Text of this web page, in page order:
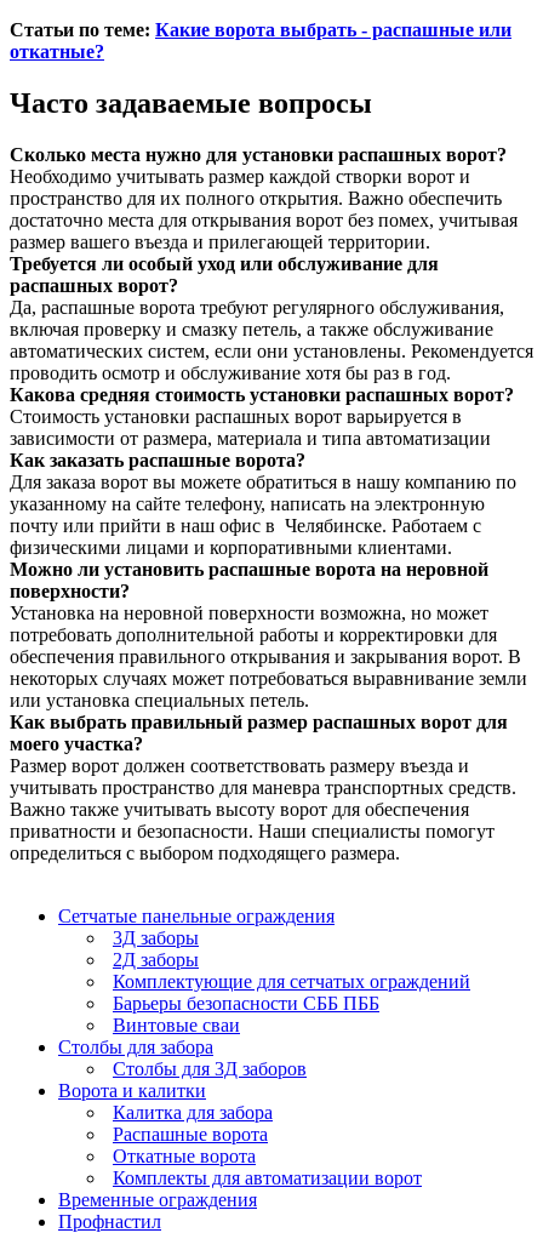
Статьи по теме: Какие ворота выбрать - распашные или
откатные?
Часто задаваемые вопросы
Сколько места нужно для установки распашных ворот?
Необходимо учитывать размер каждой створки ворот и
пространство для их полного открытия. Важно обеспечить
достаточно места для открывания ворот без помех, учитывая
размер вашего въезда и прилегающей территории.
Требуется ли особый уход или обслуживание для
распашных ворот?
Да, распашные ворота требуют регулярного обслуживания,
включая проверку и смазку петель, а также обслуживание
автоматических систем, если они установлены. Рекомендуется
проводить осмотр и обслуживание хотя бы раз в год.
Какова средняя стоимость установки распашных ворот?
Стоимость установки распашных ворот варьируется в
зависимости от размера, материала и типа автоматизации
Как заказать распашные ворота?
Для заказа ворот вы можете обратиться в нашу компанию по
указанному на сайте телефону, написать на электронную
почту или прийти в наш офис в Челябинске. Работаем с
физическими лицами и корпоративными клиентами.
Можно ли установить распашные ворота на неровной
поверхности?
Установка на неровной поверхности возможна, но может
потребовать дополнительной работы и корректировки для
обеспечения правильного открывания и закрывания ворот. В
некоторых случаях может потребоваться выравнивание земли
или установка специальных петель.
Как выбрать правильный размер распашных ворот для
моего участка?
Размер ворот должен соответствовать размеру въезда и
учитывать пространство для маневра транспортных средств.
Важно также учитывать высоту ворот для обеспечения
приватности и безопасности. Наши специалисты помогут
определиться с выбором подходящего размера.
Сетчатые панельные ограждения
3Д заборы
2Д заборы
Комплектующие для сетчатых ограждений
Барьеры безопасности СББ ПББ
Винтовые сваи
Столбы для забора
Столбы для 3Д заборов
Ворота и калитки
Калитка для забора
Распашные ворота
Откатные ворота
Комплекты для автоматизации ворот
Временные ограждения
Профнастил